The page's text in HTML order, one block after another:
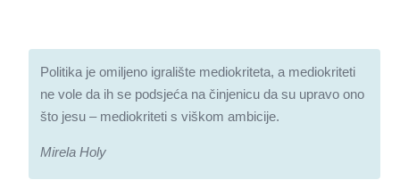
Politika je omiljeno igralište mediokriteta, a mediokriteti
ne vole da ih se podsjeća na činjenicu da su upravo ono
što jesu – mediokriteti s viškom ambicije.
Mirela Holy